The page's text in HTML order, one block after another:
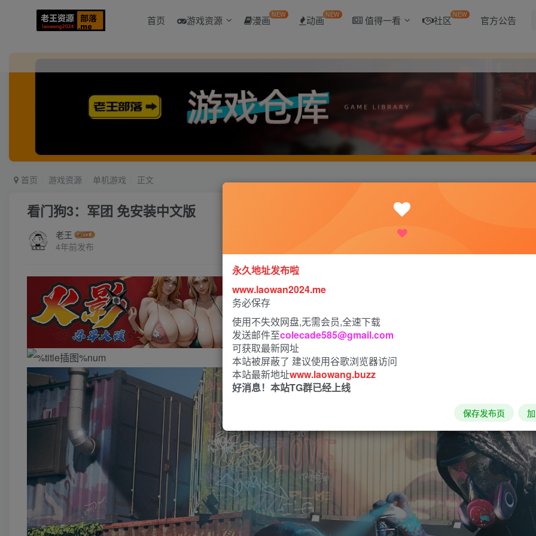
首页 游戏资源 漫画NEW 动画 NEW 值得一看 社区NEW 官方公告
首页 游戏资源 单机游戏 正文
看门狗3：军团 免安装中文版
老王
4年前发布
永久地址发布啦
www.laowan2024.me
务必保存
使用不失效网盘,无需会员,全速下载
发送邮件至colecade585@gmail.com
可获取最新网址
本站被屏蔽了 建议使用谷歌浏览器访问
本站最新地址www.laowang.buzz
好消息！本站TG群已经上线
保存发布页